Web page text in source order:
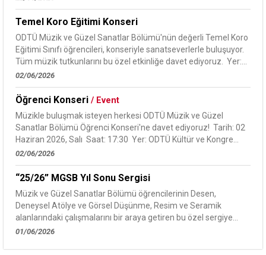
Temel Koro Eğitimi Konseri
ODTÜ Müzik ve Güzel Sanatlar Bölümü'nün değerli Temel Koro
Eğitimi Sınıfı öğrencileri, konseriyle sanatseverlerle buluşuyor.
Tüm müzik tutkunlarını bu özel etkinliğe davet ediyoruz. Yer:
ODTÜ...
02/06/2026
Öğrenci Konseri / Event
Müzikle buluşmak isteyen herkesi ODTÜ Müzik ve Güzel
Sanatlar Bölümü Öğrenci Konseri'ne davet ediyoruz! Tarih: 02
Haziran 2026, Salı Saat: 17:30 Yer: ODTÜ Kültür ve Kongre
Merkezi,...
02/06/2026
“25/26” MGSB Yıl Sonu Sergisi
Müzik ve Güzel Sanatlar Bölümü öğrencilerinin Desen,
Deneysel Atölye ve Görsel Düşünme, Resim ve Seramik
alanlarındaki çalışmalarını bir araya getiren bu özel sergiye
bekliyoruz. 01–06 Haziran 2026...
01/06/2026